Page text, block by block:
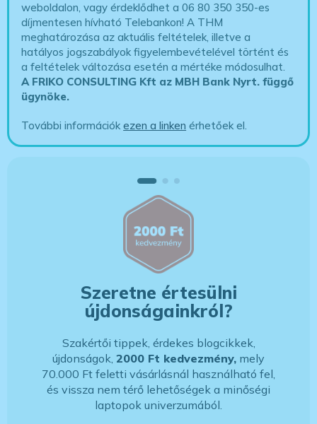
weboldalon, vagy érdeklődhet a 06 80 350 350-es
díjmentesen hívható Telebankon! A THM
meghatározása az aktuális feltételek, illetve a
hatályos jogszabályok figyelembevételével történt és
a feltételek változása esetén a mértéke módosulhat.
A FRIKO CONSULTING Kft az MBH Bank Nyrt. függő
ügynöke.
További információkezen a linken érhetőek el.
Szeretne értesülni
újdonságainkról?
Szakértői tippek, érdekes blogcikkek,
újdonságok, 2000 Ft kedvezmény, mely
70.000 Ft feletti vásárlásnál használható fel,
és vissza nem térő lehetőségek a minőségi
laptopok univerzumából.